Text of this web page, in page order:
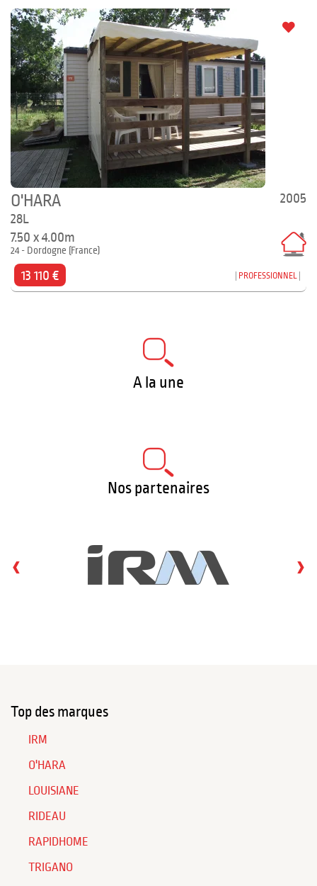
2005
O'HARA
28L
7.50 x 4.00m
24 - Dordogne (France)
13 110 € PROFESSIONNEL
A la une
Nos partenaires
‹ ›
Top des marques
IRM
O'HARA
LOUISIANE
RIDEAU
RAPIDHOME
TRIGANO